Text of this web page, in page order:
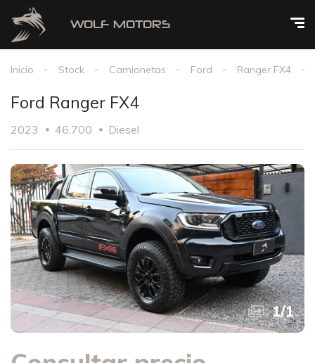
Inicio Stock Camionetas Ford Ranger FX4
Ford Ranger FX4
2023 46.700 Diesel
1/1